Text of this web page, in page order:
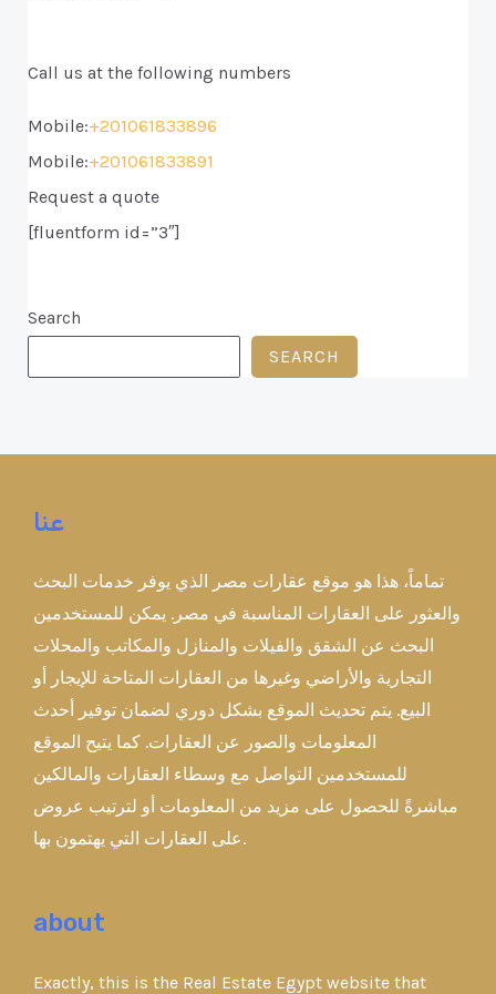
Call us at the following numbers
Mobile:+201061833896
Mobile:+201061833891
Request a quote
[fluentform id=”3″]
Search
SEARCH
عنا
تماماً، هذا هو موقع عقارات مصر الذي يوفر خدمات البحث
والعثور على العقارات المناسبة في مصر. يمكن للمستخدمين
البحث عن الشقق والفيلات والمنازل والمكاتب والمحلات
التجارية والأراضي وغيرها من العقارات المتاحة للإيجار أو
البيع. يتم تحديث الموقع بشكل دوري لضمان توفير أحدث
المعلومات والصور عن العقارات. كما يتيح الموقع
للمستخدمين التواصل مع وسطاء العقارات والمالكين
مباشرةً للحصول على مزيد من المعلومات أو لترتيب عروض
على العقارات التي يهتمون بها.
about
Exactly, this is the Real Estate Egypt website that